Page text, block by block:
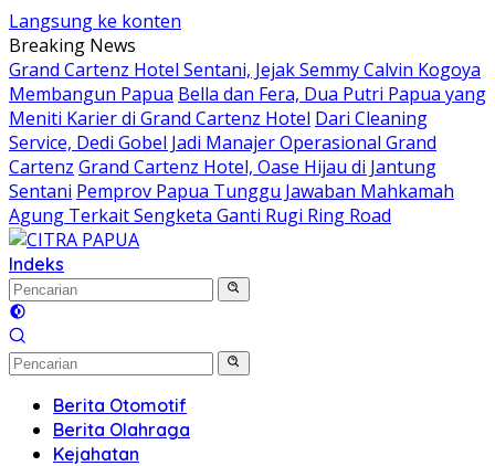
Langsung ke konten
Breaking News
Grand Cartenz Hotel Sentani, Jejak Semmy Calvin Kogoya
Membangun Papua Bella dan Fera, Dua Putri Papua yang
Meniti Karier di Grand Cartenz Hotel Dari Cleaning
Service, Dedi Gobel Jadi Manajer Operasional Grand
Cartenz Grand Cartenz Hotel, Oase Hijau di Jantung
Sentani Pemprov Papua Tunggu Jawaban Mahkamah
Agung Terkait Sengketa Ganti Rugi Ring Road
Indeks
Berita Otomotif
Berita Olahraga
Kejahatan